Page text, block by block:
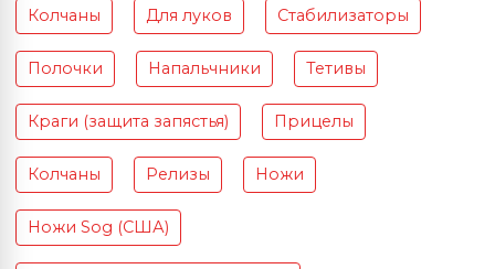
Колчаны Для луков Стабилизаторы
Полочки Напальчники Тетивы
Краги (защита запястья) Прицелы
Колчаны Релизы Ножи
Ножи Sog (США)